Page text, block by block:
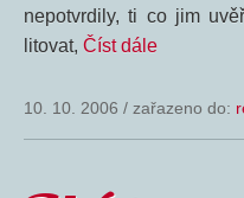
nepotvrdily, ti co jim
litovat, Číst dále
10. 10. 2006 / zařazeno do: